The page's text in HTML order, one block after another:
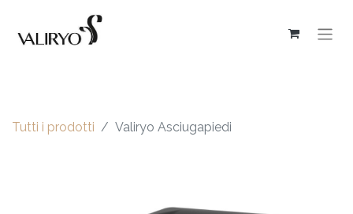
Tutti i prodotti Valiryo Asciugapiedi